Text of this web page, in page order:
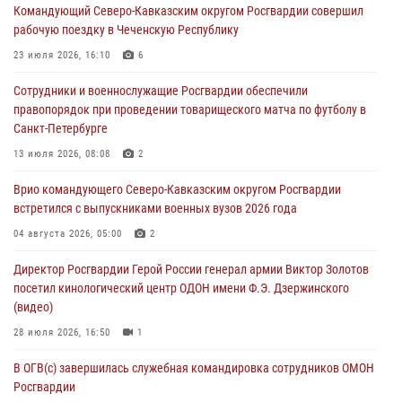
Народной Республики
07 августа 2026, 05:00
с детьми внутри
07 августа 2026, 04:10 1
Оказавшего сопротивление злоумышленника задержали при
07 августа 2026, 04:00 1
При силовой поддержке спецназа Росгвардии в Красноярском крае
(видео)
1
Командующий Северо-Кавказским округом Росгвардии совершил
рабочую поездку в Чеченскую Республику
23 июля 2026, 16:10 6
Сотрудники и военнослужащие Росгвардии обеспечили
правопорядок при проведении товарищеского матча по футболу в
Санкт-Петербурге
13 июля 2026, 08:08 2
Врио командующего Северо-Кавказским округом Росгвардии
встретился с выпускниками военных вузов 2026 года
04 августа 2026, 05:00 2
Директор Росгвардии Герой России генерал армии Виктор Золотов
посетил кинологический центр ОДОН имени Ф.Э. Дзержинского
(видео)
28 июля 2026, 16:50 1
В ОГВ(с) завершилась служебная командировка сотрудников ОМОН
Росгвардии